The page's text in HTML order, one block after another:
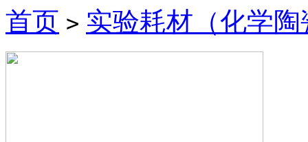
首页 > 实验耗材（化学陶